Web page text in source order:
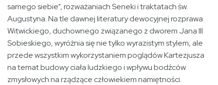
sa­mego siebie”, rozważaniach Seneki i traktatach św.
Augustyna. Na tle dawnej literatury dewocyjnej rozprawa
Witwickiego, duchow­nego związanego z dworem Jana III
Sobieskiego, wyróżnia się nie tylko wyrazistym stylem, ale
przede wszystkim wykorzystaniem poglądów Kartezjusza
na temat budowy ciała ludzkiego i wpływu bodźców
zmysłowych na rządzące człowiekiem namiętności.